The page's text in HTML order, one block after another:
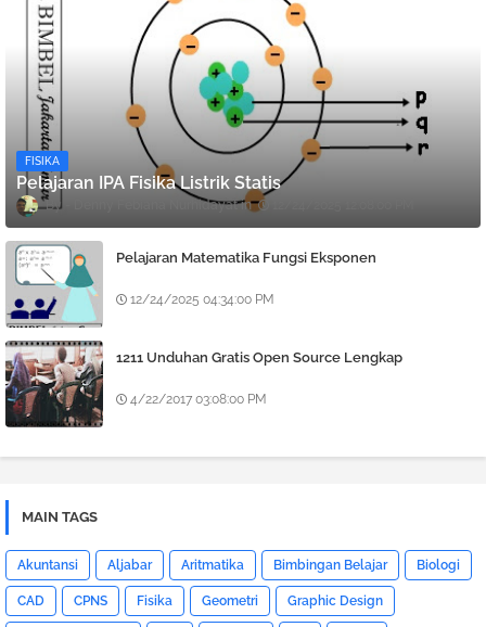
FISIKA
Pelajaran IPA Fisika Listrik Statis
Denny Febiana Nurhidayat
Pelajaran Matematika Fungsi Eksponen
12/24/2025 04:34:00 PM
1211 Unduhan Gratis Open Source Lengkap
4/22/2017 03:08:00 PM
MAIN TAGS
Akuntansi Aljabar Aritmatika Bimbingan Belajar Biologi
CAD CPNS Fisika Geometri Graphic Design